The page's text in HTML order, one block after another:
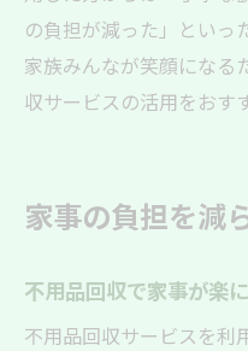
の負担が減った」といっ
家族みんなが笑顔になる
収サービスの活用をおす
家事の負担を減
不用品回収で家事が楽
不用品回収サービスを利